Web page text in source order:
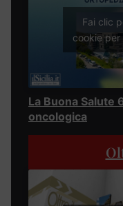
Fai clic
cookie
La Buona Salute
oncologica